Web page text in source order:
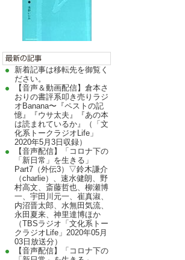
新着記事は移転先を御覧く
ださい。
【音声＆動画配信】倉本さ
おりの書評系叩き売りラジ
オBanana〜『ペストの記
憶』『ウサ太夫』『あの本
は読まれているか』（「文
化系トークラジオLife」
2020年5月3日収録）
【音声配信】「コロナ下の
「新日常」を生きる」
Part7（外伝3）▽鈴木謙介
（charlie）、速水健朗、野
村高文、斎藤哲也、柳瀬博
一、宇田川元一、崔真淑、
内沼晋太郎、水無田気流、
永田夏来、神里達博ほか
（TBSラジオ「文化系トー
クラジオLife」2020年05月
03日放送分）
【音声配信】「コロナ下の